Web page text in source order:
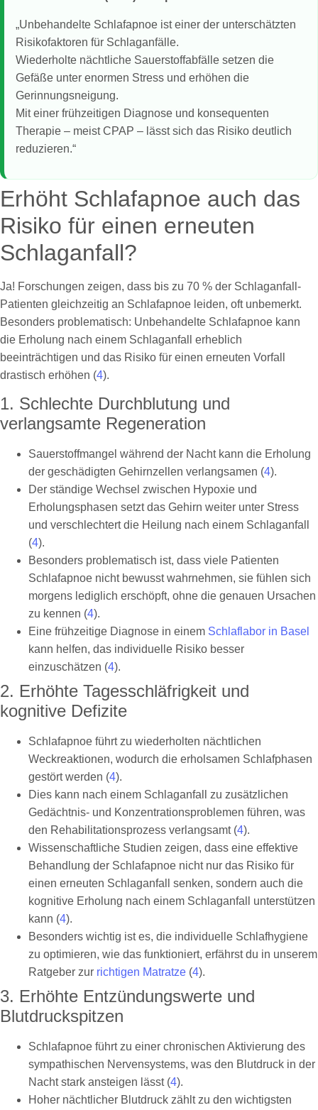
„Unbehandelte Schlafapnoe ist einer der unterschätzten
Risikofaktoren für Schlaganfälle.
Wiederholte nächtliche Sauerstoffabfälle setzen die
Gefäße unter enormen Stress und erhöhen die
Gerinnungsneigung.
Mit einer frühzeitigen Diagnose und konsequenten
Therapie – meist CPAP – lässt sich das Risiko deutlich
reduzieren.“
Erhöht Schlafapnoe auch das
Risiko für einen erneuten
Schlaganfall?
Ja! Forschungen zeigen, dass bis zu 70 % der Schlaganfall-
Patienten gleichzeitig an Schlafapnoe leiden, oft unbemerkt.
Besonders problematisch: Unbehandelte Schlafapnoe kann
die Erholung nach einem Schlaganfall erheblich
beeinträchtigen und das Risiko für einen erneuten Vorfall
drastisch erhöhen (4).
1. Schlechte Durchblutung und
verlangsamte Regeneration
Sauerstoffmangel während der Nacht kann die Erholung
der geschädigten Gehirnzellen verlangsamen (4).
Der ständige Wechsel zwischen Hypoxie und
Erholungsphasen setzt das Gehirn weiter unter Stress
und verschlechtert die Heilung nach einem Schlaganfall
(4).
Besonders problematisch ist, dass viele Patienten
Schlafapnoe nicht bewusst wahrnehmen, sie fühlen sich
morgens lediglich erschöpft, ohne die genauen Ursachen
zu kennen (4).
Eine frühzeitige Diagnose in einem Schlaflabor in Basel
kann helfen, das individuelle Risiko besser
einzuschätzen (4).
2. Erhöhte Tagesschläfrigkeit und
kognitive Defizite
Schlafapnoe führt zu wiederholten nächtlichen
Weckreaktionen, wodurch die erholsamen Schlafphasen
gestört werden (4).
Dies kann nach einem Schlaganfall zu zusätzlichen
Gedächtnis- und Konzentrationsproblemen führen, was
den Rehabilitationsprozess verlangsamt (4).
Wissenschaftliche Studien zeigen, dass eine effektive
Behandlung der Schlafapnoe nicht nur das Risiko für
einen erneuten Schlaganfall senken, sondern auch die
kognitive Erholung nach einem Schlaganfall unterstützen
kann (4).
Besonders wichtig ist es, die individuelle Schlafhygiene
zu optimieren, wie das funktioniert, erfährst du in unserem
Ratgeber zur richtigen Matratze (4).
3. Erhöhte Entzündungswerte und
Blutdruckspitzen
Schlafapnoe führt zu einer chronischen Aktivierung des
sympathischen Nervensystems, was den Blutdruck in der
Nacht stark ansteigen lässt (4).
Hoher nächtlicher Blutdruck zählt zu den wichtigsten